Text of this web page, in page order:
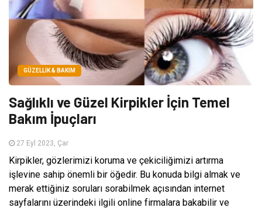
GÜZELLIK & BAKIM
Sağlıklı ve Güzel Kirpikler İçin Temel
Bakım İpuçları
27 Eyl 2023, Çar
Kirpikler, gözlerimizi koruma ve çekiciliğimizi artırma
işlevine sahip önemli bir öğedir. Bu konuda bilgi almak ve
merak ettiğiniz soruları sorabilmek açısından internet
sayfalarını üzerindeki ilgili online firmalara bakabilir ve